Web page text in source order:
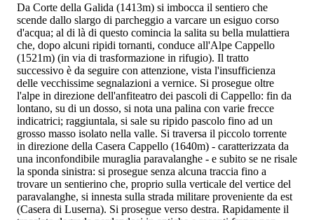
Da Corte della Galida (1413m) si imbocca il sentiero che
scende dallo slargo di parcheggio a varcare un esiguo corso
d'acqua; al di là di questo comincia la salita su bella mulattiera
che, dopo alcuni ripidi tornanti, conduce all'Alpe Cappello
(1521m) (in via di trasformazione in rifugio). Il tratto
successivo è da seguire con attenzione, vista l'insufficienza
delle vecchissime segnalazioni a vernice. Si prosegue oltre
l'alpe in direzione dell'anfiteatro dei pascoli di Cappello: fin da
lontano, su di un dosso, si nota una palina con varie frecce
indicatrici; raggiuntala, si sale su ripido pascolo fino ad un
grosso masso isolato nella valle. Si traversa il piccolo torrente
in direzione della Casera Cappello (1640m) - caratterizzata da
una inconfondibile muraglia paravalanghe - e subito se ne risale
la sponda sinistra: si prosegue senza alcuna traccia fino a
trovare un sentierino che, proprio sulla verticale del vertice del
paravalanghe, si innesta sulla strada militare proveniente da est
(Casera di Luserna). Si prosegue verso destra. Rapidamente il